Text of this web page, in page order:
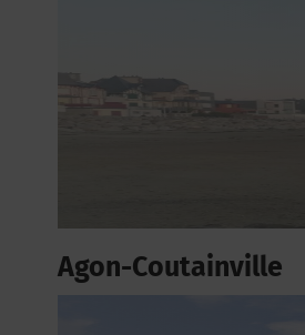
Agon-Coutainville